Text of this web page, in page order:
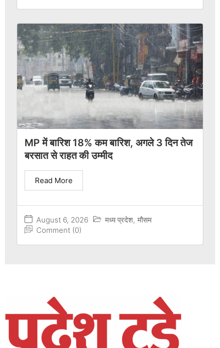
MP में बारिश 18% कम बारिश, अगले 3 दिन तेज
बरसात से राहत की उम्मीद
August 6, 2026 मध्य प्रदेश, मौसम
Comment (0)
Read More